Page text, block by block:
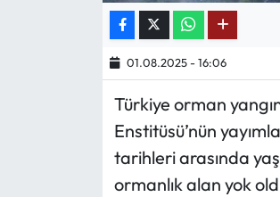
01.08.2025 - 16:06
Türkiye orman
Enstitüsü’nün
tarihleri arasında
ormanlık alan yok
Spor Yazıları
Mektup Galeri